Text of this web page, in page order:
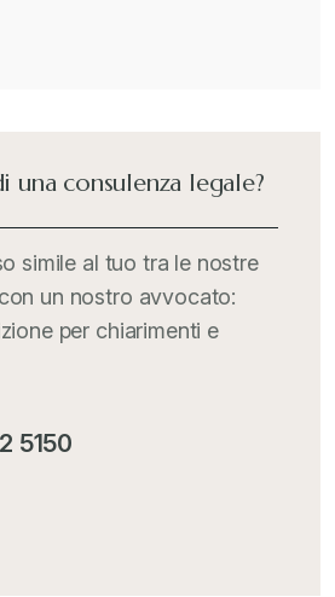
una consulenza legale?
simile al tuo tra le nostre
un nostro avvocato:
per chiarimenti e
5150